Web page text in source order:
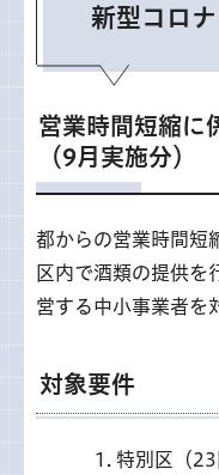
新型コロ
営業時間短縮に
（9月実施分）
都からの営業時間短
区内で酒類の提供を
営する中小事業者を
対象要件
特別区（